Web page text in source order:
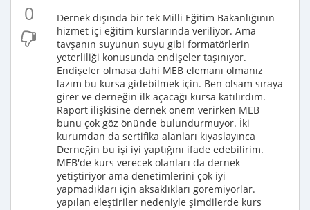
0
Dernek dışında bir tek Milli Eğitim Bakanlığının
hizmet içi eğitim kurslarında veriliyor. Ama
tavşanın suyunun suyu gibi formatörlerin
yeterliliği konusunda endişeler taşınıyor.
Endişeler olmasa dahi MEB elemanı olmanız
lazım bu kursa gidebilmek için. Ben olsam sıraya
girer ve derneğin ilk açacağı kursa katılırdım.
Raport ilişkisine dernek önem verirken MEB
bunu çok göz önünde bulundurmuyor. İki
kurumdan da sertifika alanları kıyaslayınca
Derneğin bu işi iyi yaptığını ifade edebilirim.
MEB'de kurs verecek olanları da dernek
yetiştiriyor ama denetimlerini çok iyi
yapmadıkları için aksaklıkları göremiyorlar.
yapılan eleştiriler nedeniyle şimdilerde kurs